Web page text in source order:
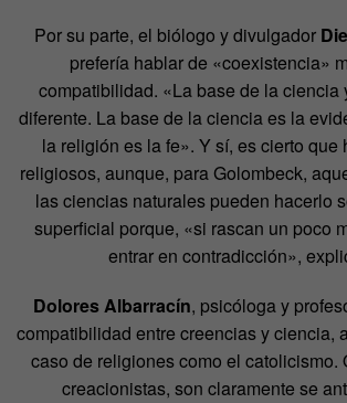
Por su parte, el biólogo y divulgador
prefería hablar de «coexistencia»
compatibilidad. «La base de la ciencia
diferente. La base de la ciencia es la
la religión es la fe». Y sí, es cierto que
religiosos, aunque, para Golombeck,
las ciencias naturales pueden hacerlo
superficial porque, «si rascan un poco
entrar en contradicción»,
Dolores Albarracín, psicóloga y
compatibilidad entre creencias y ciencia,
caso de religiones como el catolicismo.
creacionistas, son claramente se